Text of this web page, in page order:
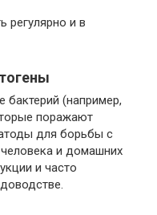
регулярно и в
бактерий (например,
поражают
для борьбы с
и домашних
и часто